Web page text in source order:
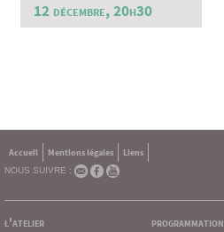
12 décembre, 20h30
Accueil Mentions légales
Liens
NOUS SUIVRE :
l'atelier programmation